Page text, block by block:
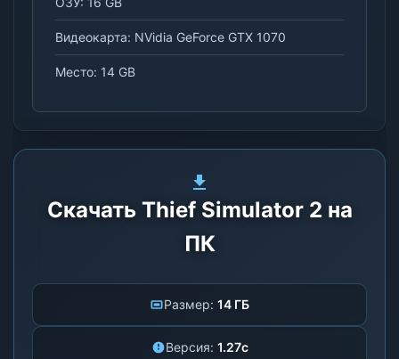
Видеокарта: NVidia GeForce GTX 1070
Место: 14 GB
Скачать Thief Simulator 2 на
ПК
Размер: 14 ГБ
Версия: 1.27c